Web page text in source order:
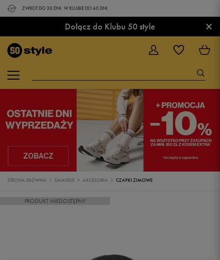
ZWROT DO 30 DNI. W KLUBIE DO 60 DNI.
Dołącz do Klubu 50 style ×
STRONA GŁÓWNA DAMSKIE AKCESORIA CZAPKI ZIMOWE
PRODUKT NIEDOSTĘPNY